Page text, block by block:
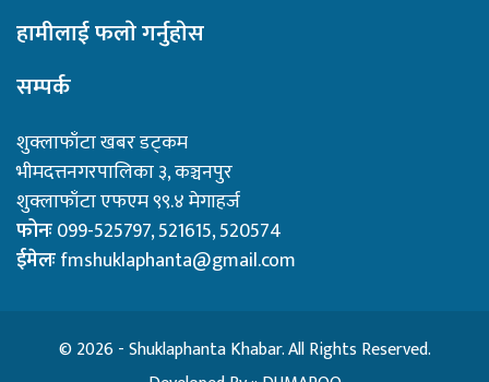
हामीलाई फलाे गर्नुहाेस
सम्पर्क
शुक्लाफाँटा खबर डट्कम
भीमदत्तनगरपालिका ३, कञ्चनपुर
शुक्लाफाँटा एफएम ९९.४ मेगाहर्ज
फोनः099-525797, 521615, 520574
ईमेलःfmshuklaphanta@gmail.com
© 2026 - Shuklaphanta Khabar. All Rights Reserved.